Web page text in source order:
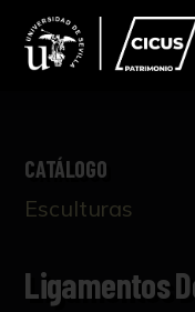
CATÁLOGO
Esculturas
Ligamentos